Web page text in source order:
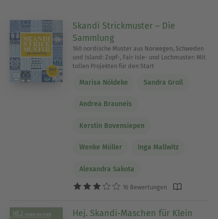
Skandi Strickmuster – Die
Sammlung
160 nordische Muster aus Norwegen, Schweden
und Island: Zopf-, Fair Isle- und Lochmuster: Mit
tollen Projekten für den Start
Marisa Nöldeke Sandra Groll
Andrea Brauneis
Kerstin Bovensiepen
Wenke Müller Inga Mallwitz
Alexandra Sakota
16 Bewertungen
Hej. Skandi-Maschen für Klein